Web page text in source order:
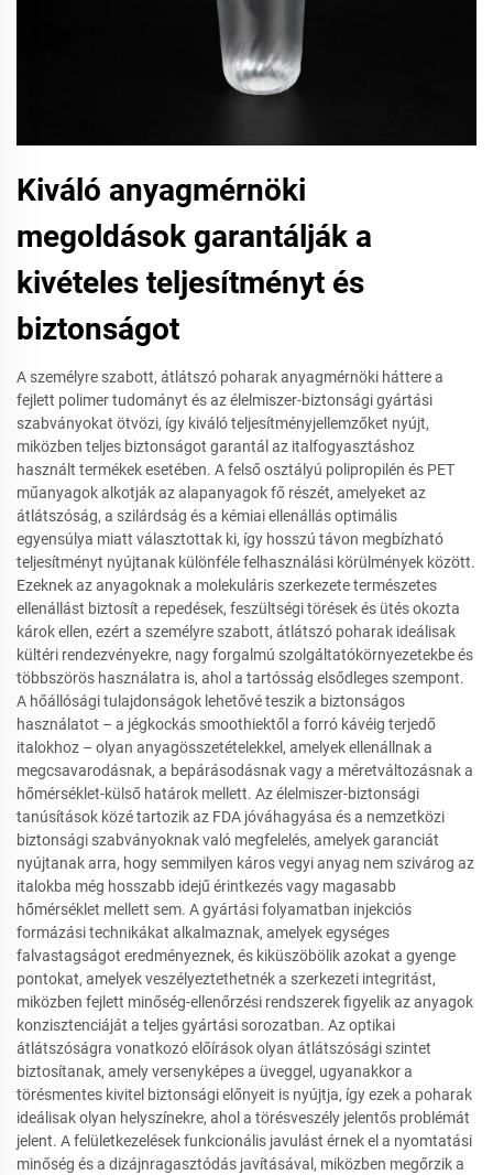
Kiváló anyagmérnöki
megoldások garantálják a
kivételes teljesítményt és
biztonságot
A személyre szabott, átlátszó poharak anyagmérnöki háttere a
fejlett polimer tudományt és az élelmiszer-biztonsági gyártási
szabványokat ötvözi, így kiváló teljesítményjellemzőket nyújt,
miközben teljes biztonságot garantál az italfogyasztáshoz
használt termékek esetében. A felső osztályú polipropilén és PET
műanyagok alkotják az alapanyagok fő részét, amelyeket az
átlátszóság, a szilárdság és a kémiai ellenállás optimális
egyensúlya miatt választottak ki, így hosszú távon megbízható
teljesítményt nyújtanak különféle felhasználási körülmények között.
Ezeknek az anyagoknak a molekuláris szerkezete természetes
ellenállást biztosít a repedések, feszültségi törések és ütés okozta
károk ellen, ezért a személyre szabott, átlátszó poharak ideálisak
kültéri rendezvényekre, nagy forgalmú szolgáltatókörnyezetekbe és
többszörös használatra is, ahol a tartósság elsődleges szempont.
A hőállósági tulajdonságok lehetővé teszik a biztonságos
használatot – a jégkockás smoothiektől a forró kávéig terjedő
italokhoz – olyan anyagösszetételekkel, amelyek ellenállnak a
megcsavarodásnak, a bepárásodásnak vagy a méretváltozásnak a
hőmérséklet-külső határok mellett. Az élelmiszer-biztonsági
tanúsítások közé tartozik az FDA jóváhagyása és a nemzetközi
biztonsági szabványoknak való megfelelés, amelyek garanciát
nyújtanak arra, hogy semmilyen káros vegyi anyag nem szivárog az
italokba még hosszabb idejű érintkezés vagy magasabb
hőmérséklet mellett sem. A gyártási folyamatban injekciós
formázási technikákat alkalmaznak, amelyek egységes
falvastagságot eredményeznek, és kiküszöbölik azokat a gyenge
pontokat, amelyek veszélyeztethetnék a szerkezeti integritást,
miközben fejlett minőség-ellenőrzési rendszerek figyelik az anyagok
konzisztenciáját a teljes gyártási sorozatban. Az optikai
átlátszóságra vonatkozó előírások olyan átlátszósági szintet
biztosítanak, amely versenyképes a üveggel, ugyanakkor a
törésmentes kivitel biztonsági előnyeit is nyújtja, így ezek a poharak
ideálisak olyan helyszínekre, ahol a törésveszély jelentős problémát
jelent. A felületkezelések funkcionális javulást érnek el a nyomtatási
minőség és a dizájnragasztódás javításával, miközben megőrzik a